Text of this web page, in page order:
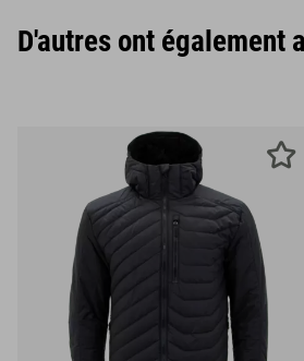
D'autres ont également